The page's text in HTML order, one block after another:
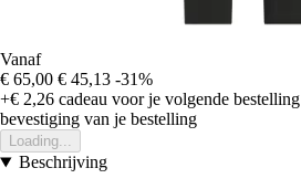
Vanaf
€ 65,00 € 45,13 -31%
+€ 2,26 cadeau voor je volgende bestelling
bevestiging van je bestelling
Loading...
Beschrijving